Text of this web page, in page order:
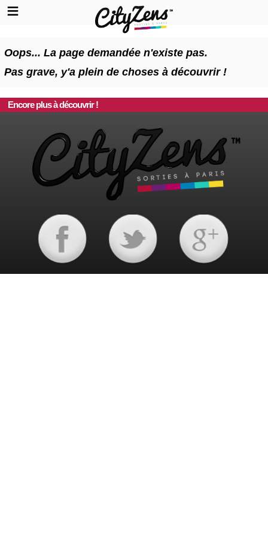
Oops... La page demandée n'existe pas.
Pas grave, y'a plein de choses à découvrir !
Encore plus à découvrir !